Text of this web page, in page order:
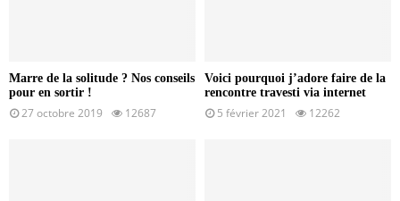
Marre de la solitude ? Nos conseils
pour en sortir !
27 octobre 2019 12687
Voici pourquoi j’adore faire de la
rencontre travesti via internet
5 février 2021 12262